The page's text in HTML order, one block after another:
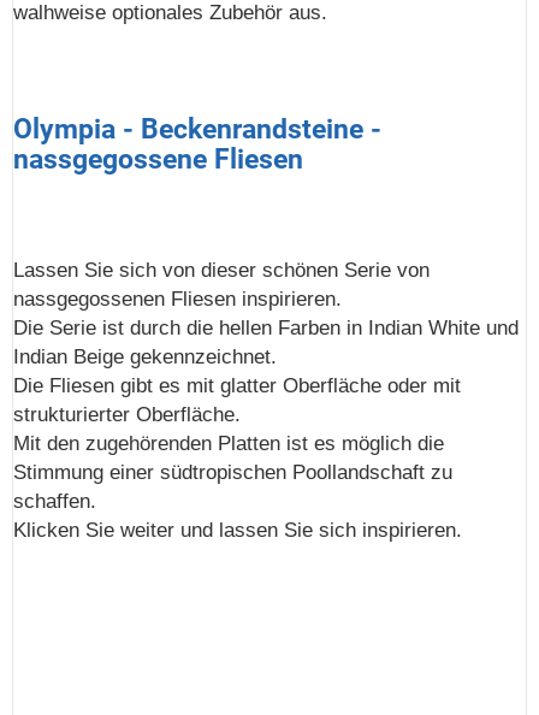
walhweise optionales Zubehör aus.
Olympia - Beckenrandsteine -
nassgegossene Fliesen
Lassen Sie sich von dieser schönen Serie von
nassgegossenen Fliesen inspirieren.
Die Serie ist durch die hellen Farben in Indian White und
Indian Beige gekennzeichnet.
Die Fliesen gibt es mit glatter Oberfläche oder mit
strukturierter Oberfläche.
Mit den zugehörenden Platten ist es möglich die
Stimmung einer südtropischen Poollandschaft zu
schaffen.
Klicken Sie weiter und lassen Sie sich inspirieren.